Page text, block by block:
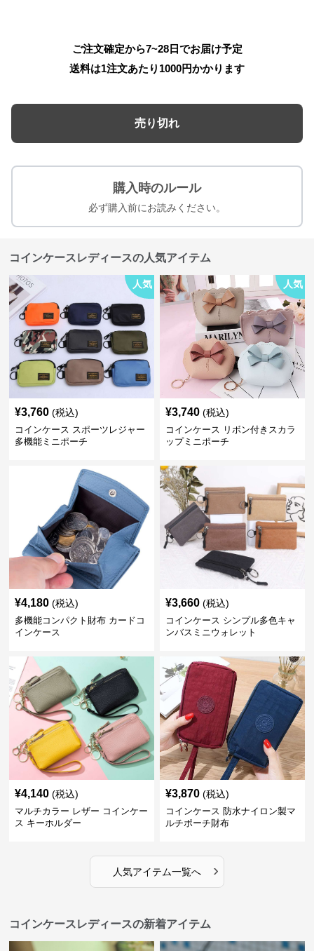
ご注文確定から7~28日でお届け予定
送料は1注文あたり 1000円かかります
売り切れ
購入時のルール
必ず購入前にお読みください。
コインケースレディースの人気アイテム
人気
¥3,760 (税込)
コインケース スポーツレジャー
多機能ミニポーチ
人気
¥3,740 (税込)
コインケース リボン付きスカラ
ップミニポーチ
¥4,180 (税込)
多機能コンパクト財布 カードコ
インケース
¥3,660 (税込)
コインケース シンプル多色キャ
ンバスミニウォレット
¥4,140 (税込)
マルチカラー レザー コインケー
ス キーホルダー
¥3,870 (税込)
コインケース 防水ナイロン製マ
ルチポーチ財布
人気アイテム一覧へ ›
コインケースレディースの新着アイテム